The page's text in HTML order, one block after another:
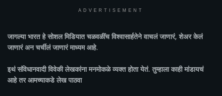
ADVERTISEMENT
जागल्या भारतहे सोशल मिडियात चळवळींच विश्वासार्हतेने वाचलं जाणारं, शेअर केलं
जाणारं अन चर्चीलं जाणारं माध्यम आहे.
इथं संविधानवादी विवेकी लेखकांना मनमोकळे व्यक्त होता येतं. तुम्हाला काही मांडायचं
आहे तर आमच्याकडे लेख पाठवा